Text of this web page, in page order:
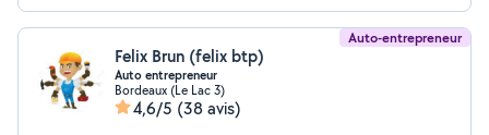
Auto-entrepreneur
Felix Brun (felix btp)
Auto entrepreneur
Bordeaux (Le Lac 3)
4,6/5 (38 avis)